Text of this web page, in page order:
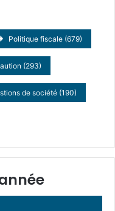
Politique fiscale (679)
(293)
de société (190)